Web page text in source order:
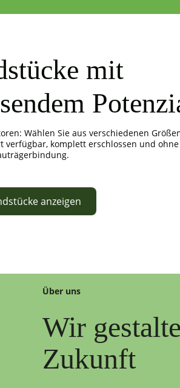
mit
Wählen Sie aus verschiedenen
verfügbar, komplett erschlossen und ohne
anzeigen
Über uns
Wir
Zukunft